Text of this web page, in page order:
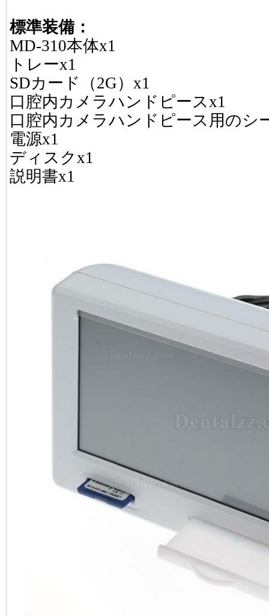
標準装備：
MD-310本体x1
トレーx1
SDカード（2G）x1
口腔内カメラハンドピースx1
口腔内カメラハンドピース用のシ
電源x1
ディスクx1
説明書x1